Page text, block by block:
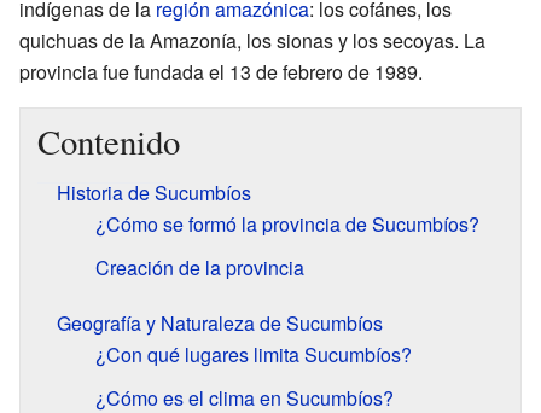
indígenas de la región amazónica: los cofánes, los
quichuas de la Amazonía, los sionas y los secoyas. La
provincia fue fundada el 13 de febrero de 1989.
Contenido
Historia de Sucumbíos
¿Cómo se formó la provincia de Sucumbíos?
Creación de la provincia
Geografía y Naturaleza de Sucumbíos
¿Con qué lugares limita Sucumbíos?
¿Cómo es el clima en Sucumbíos?